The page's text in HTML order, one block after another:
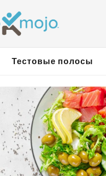
Тестовые полосы